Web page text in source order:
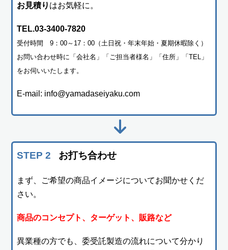
お見積り はお気軽に。
TEL.03-3400-7820
受付時間 9：00～17：00（土日祝・年末年始・夏期休暇除く）
お問い合わせ時に「会社名」「ご担当者様名」「住所」「TEL」
をお伺いいたします。
E-mail: info@yamadaseiyaku.com
STEP 2 お打ち合わせ
まず、ご希望の商品イメージについてお聞かせくだ
さい。
商品のコンセプト、ターゲット、販路など
異業種の方でも、委受託製造の流れについて分かり